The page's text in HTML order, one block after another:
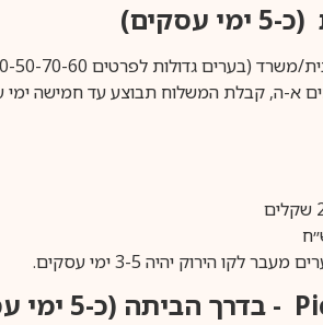
גדולות לפרטים 1-700-50-70-60).
הירוק יהיה 3-5 ימי עסקים.
- בדרך הביתה (כ-5 ימי עסקים)